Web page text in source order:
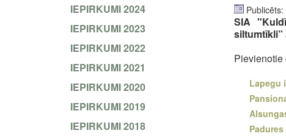
IEPIRKUMI 2024
IEPIRKUMI 2023
IEPIRKUMI 2022
IEPIRKUMI 2021
IEPIRKUMI 2020
IEPIRKUMI 2019
IEPIRKUMI 2018
SIA
siltumtīkli”
Pievienotie
Lapegu